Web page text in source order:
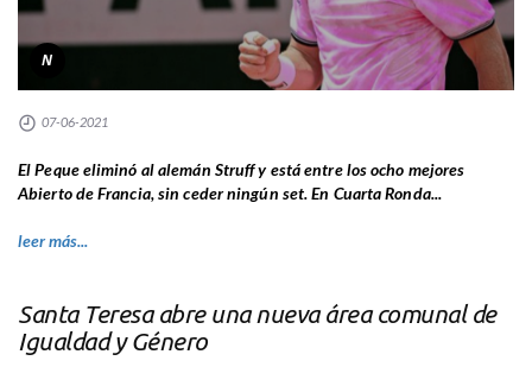
N
07-06-2021
El Peque eliminó al alemán Struff y está entre los ocho mejores
Abierto de Francia, sin ceder ningún set. En Cuarta Ronda...
leer más...
Santa Teresa abre una nueva área comunal de
Igualdad y Género